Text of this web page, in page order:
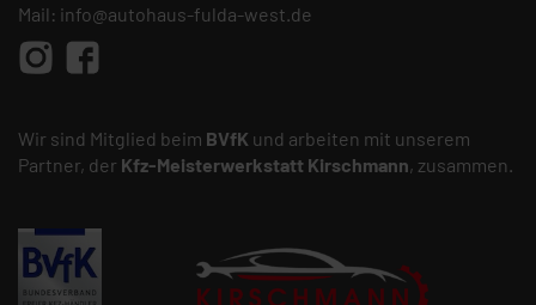
Mail: info@autohaus-fulda-west.de
Wir sind Mitglied beim BVfK und arbeiten mit unserem
Partner, der Kfz-Meisterwerkstatt Kirschmann, zusammen.